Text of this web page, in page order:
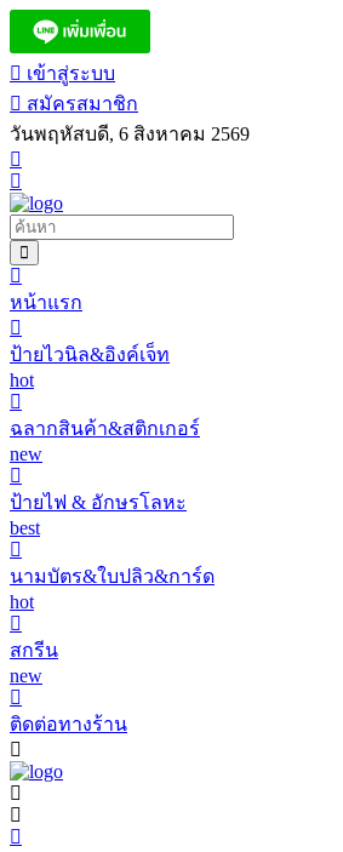
เข้าสู่ระบบ
สมัครสมาชิก
วันพฤหัสบดี, 6 สิงหาคม 2569
หน้าแรก
ป้ายไวนิล&อิงค์เจ็ท
hot
ฉลากสินค้า&สติกเกอร์
new
ป้ายไฟ & อักษรโลหะ
best
นามบัตร&ใบปลิว&การ์ด
hot
สกรีน
new
ติดต่อทางร้าน